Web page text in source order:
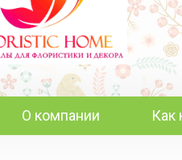
О компании Как